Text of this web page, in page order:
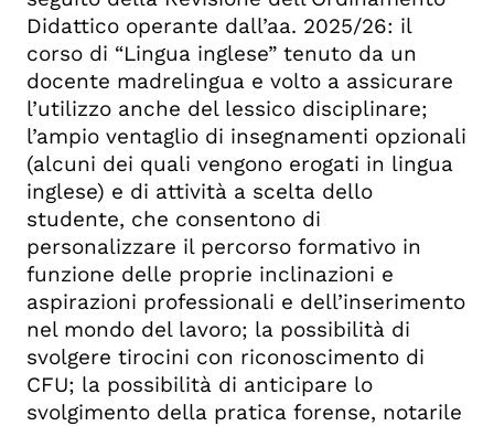
Didattico operante dall’aa. 2025/26: il
corso di “Lingua inglese” tenuto da un
docente madrelingua e volto a assicurare
l’utilizzo anche del lessico disciplinare;
l’ampio ventaglio di insegnamenti opzionali
(alcuni dei quali vengono erogati in lingua
inglese) e di attività a scelta dello
studente, che consentono di
personalizzare il percorso formativo in
funzione delle proprie inclinazioni e
aspirazioni professionali e dell’inserimento
nel mondo del lavoro; la possibilità di
svolgere tirocini con riconoscimento di
CFU; la possibilità di anticipare lo
svolgimento della pratica forense, notarile